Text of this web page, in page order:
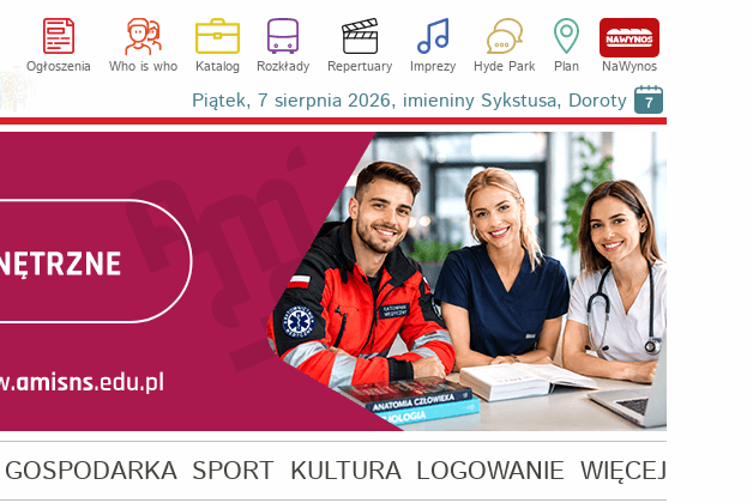
Ogłoszenia Who is who Katalog Rozkłady Repertuary Imprezy Hyde Park Plan NaWynos
Piątek, 7 sierpnia 2026, imieniny Sykstusa, Doroty 7
GOSPODARKA SPORT KULTURA LOGOWANIE WIĘCEJ